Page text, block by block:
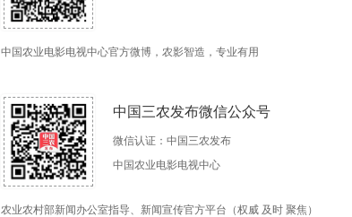
中国农业电影电视中心官方微博，农影智造，专业有用
中国三农发布微信公众号
微信认证：中国三农发布
中国农业电影电视中心
农业农村部新闻办公室指导、新闻宣传官方平台（权威 及时 聚焦）